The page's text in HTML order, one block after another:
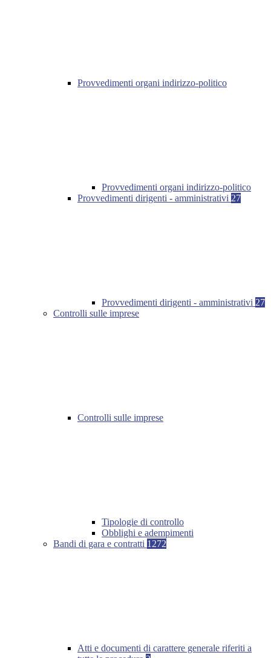
Provvedimenti organi indirizzo-politico
Provvedimenti organi indirizzo-politico
Provvedimenti dirigenti - amministrativi 27
Provvedimenti dirigenti - amministrativi 27
Controlli sulle imprese
Controlli sulle imprese
Tipologie di controllo
Obblighi e adempimenti
Bandi di gara e contratti 1272
Atti e documenti di carattere generale riferiti a